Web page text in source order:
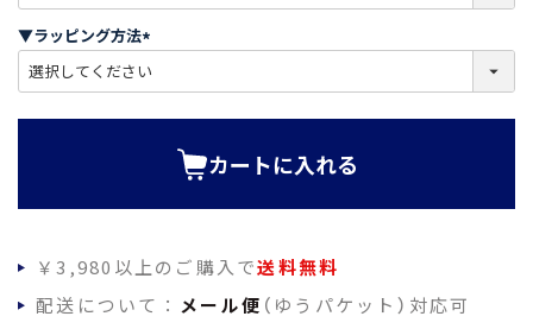
)
▼ラッピング方法
必
カートに入れる
￥3,980以上のご購入で送料無料
配送について： メール便 （ゆうパケット）対応可